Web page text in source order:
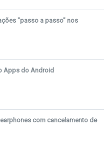
"passo a passo" nos
Apps do Android
com cancelamento de